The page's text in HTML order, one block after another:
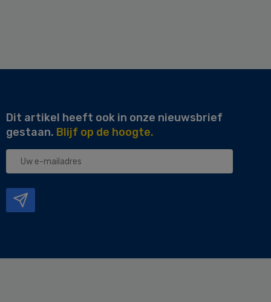
Dit artikel heeft ook in onze nieuwsbrief
gestaan. Blijf op de hoogte.
Uw